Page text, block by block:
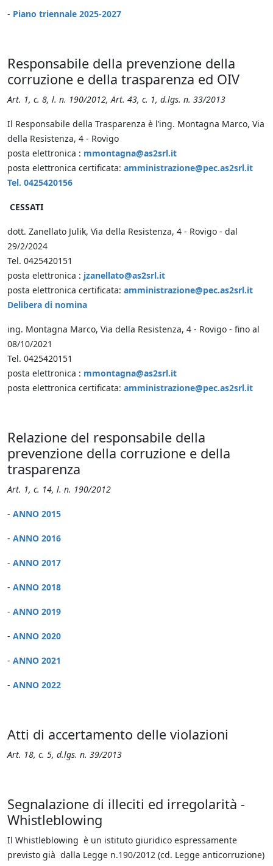
- Piano triennale 2025-2027
Responsabile della prevenzione della
corruzione e della trasparenza ed OIV
Art. 1, c. 8, l. n. 190/2012, Art. 43, c. 1, d.lgs. n. 33/2013
Il Responsabile della Trasparenza è l’ing. Montagna Marco, Via
della Resistenza, 4 - Rovigo
posta elettronica : mmontagna@as2srl.it
posta elettronica certificata: amministrazione@pec.as2srl.it
Tel. 0425420156
CESSATI
dott. Zanellato Julik, Via della Resistenza, 4 - Rovigo - dal
29/2/2024
Tel. 0425420151
posta elettronica : jzanellato@as2srl.it
posta elettronica certificata: amministrazione@pec.as2srl.it
Delibera di nomina
ing. Montagna Marco, Via della Resistenza, 4 - Rovigo - fino al
08/10/2021
Tel. 0425420151
posta elettronica : mmontagna@as2srl.it
posta elettronica certificata: amministrazione@pec.as2srl.it
Relazione del responsabile della
prevenzione della corruzione e della
trasparenza
Art. 1, c. 14, l. n. 190/2012
- ANNO 2015
- ANNO 2016
- ANNO 2017
- ANNO 2018
- ANNO 2019
- ANNO 2020
- ANNO 2021
- ANNO 2022
Atti di accertamento delle violazioni
Art. 18, c. 5, d.lgs. n. 39/2013
Segnalazione di illeciti ed irregolarità -
Whistleblowing
Il Whistleblowing è un istituto giuridico espressamente
previsto già dalla Legge n.190/2012 (cd. Legge anticorruzione)